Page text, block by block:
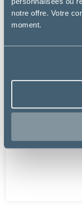
notre offre. Votre
moment.